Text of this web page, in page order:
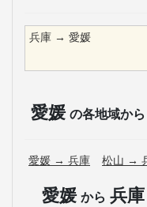
兵庫 → 愛媛
愛媛 の各地域から
愛媛 → 兵庫 松山 →
愛媛 から 兵庫